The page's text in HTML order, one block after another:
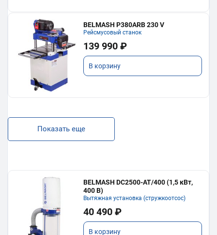
BELMASH P380ARB 230 V
Рейсмусовый станок
139 990 ₽
В корзину
Показать еще
BELMASH DC2500-AT/400 (1,5 кВт,
400 В)
Вытяжная установка (стружкоотсос)
40 490 ₽
В корзину